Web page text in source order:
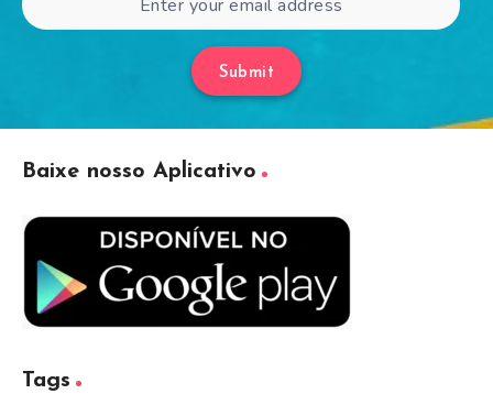
Submit
Baixe nosso Aplicativo
Tags